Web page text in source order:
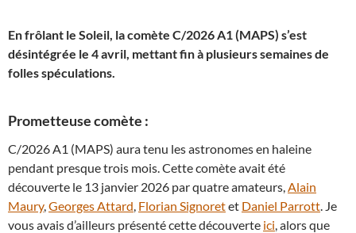
En frôlant le Soleil, la comète C/2026 A1 (MAPS) s’est
désintégrée le 4 avril, mettant fin à plusieurs semaines de
folles spéculations.
Prometteuse comète :
C/2026 A1 (MAPS) aura tenu les astronomes en haleine
pendant presque trois mois. Cette comète avait été
découverte le 13 janvier 2026 par quatre amateurs,Alain
Maury,Georges Attard, Florian Signoretet Daniel Parrott. Je
vous avais d’ailleurs présenté cette découverte ici, alors que